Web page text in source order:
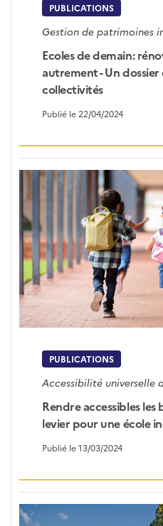
PUBLICATIONS
Gestion de patrimoines
Ecoles de demain:
autrement - Un
collectivités
Publié le 22/04/2024
PUBLICATIONS
Accessibilité universelle
Rendre accessibles les
levier pour une école
Publié le 13/03/2024